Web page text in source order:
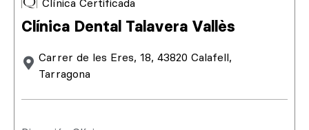
Clínica Certificada
Clínica Dental Talavera Vallès
Carrer de les Eres, 18, 43820 Calafell,
Tarragona